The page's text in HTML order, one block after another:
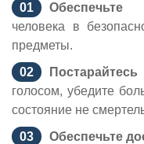
Обеспечьте
человека в
предметы.
голосом, убедите
состояние не
Обеспечьте